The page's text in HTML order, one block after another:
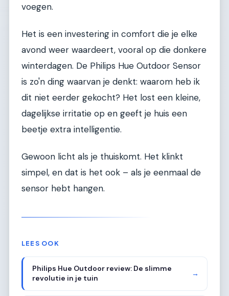
voegen.
Het is een investering in comfort die je elke
avond weer waardeert, vooral op die donkere
winterdagen. De Philips Hue Outdoor Sensor
is zo'n ding waarvan je denkt: waarom heb ik
dit niet eerder gekocht? Het lost een kleine,
dagelijkse irritatie op en geeft je huis een
beetje extra intelligentie.
Gewoon licht als je thuiskomt. Het klinkt
simpel, en dat is het ook – als je eenmaal de
sensor hebt hangen.
LEES OOK
Philips Hue Outdoor review: De slimme
revolutie in je tuin
→